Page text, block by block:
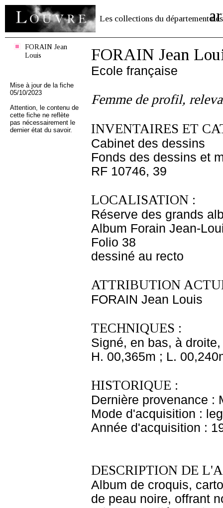
Les collections du département des
FORAIN Jean
Louis
Mise à jour de la fiche
05/10/2023
Attention, le contenu de
cette fiche ne reflète
pas nécessairement le
dernier état du savoir.
FORAIN Jean
Ecole française
Femme de profil,
INVENTAIRES ET
Cabinet des dessins
Fonds des dessins et
RF 10746, 39
LOCALISATION :
Réserve des grands
Album Forain Jean-
Folio 38
dessiné au recto
ATTRIBUTION
FORAIN Jean Louis
TECHNIQUES :
Signé, en bas, à
H. 00,365m ; L.
HISTORIQUE :
Dernière provenance :
Mode d'acquisition :
Année d'acquisition :
DESCRIPTION DE
Album de croquis,
de peau noire, offrant